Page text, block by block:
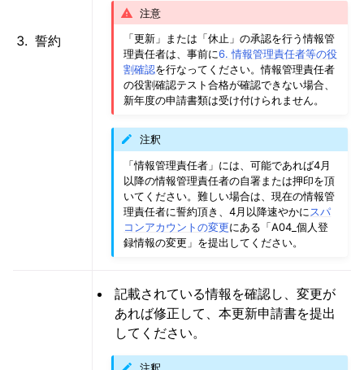
誓約
注意
「更新」または「休止」の承認を行う情報管
理責任者は、事前に6. 情報管理責任者等の役
割確認を行なってください。情報管理責任者
の役割確認テスト合格が確認できない場合、
新年度の申請書類は受け付けられません。
注釈
「情報管理責任者」には、可能であれば4月
以降の情報管理責任者の自署または押印を頂
いてください。難しい場合は、現在の情報管
理責任者に誓約頂き、4月以降速やかにスパ
コンアカウントの変更にある「A04_個人登
録情報の変更」を提出してください。
記載されている情報を確認し、変更が
あれば修正して、本更新申請書を提出
してください。
注釈